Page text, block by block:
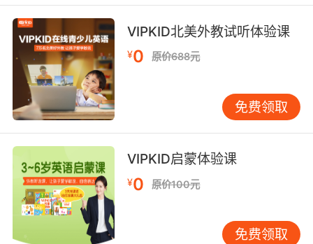
7. The process of recovery has become
stagnant, so I've increased the level of
difficulty, in order to remain engaged.
康复的过程使它停滞 所以我要加大难度 来保持兴
趣
and flaccid poets whose waters have grown
stagnant, and it sickens me.
你们国人都是傲慢的哲学家和软弱的诗人 你们的
海水污浊不堪 这让我恶心
VIPKID北美外教试听体验课
¥0 原价688元
免费领取
VIPKID启蒙体验课
¥0 原价100元
免费领取